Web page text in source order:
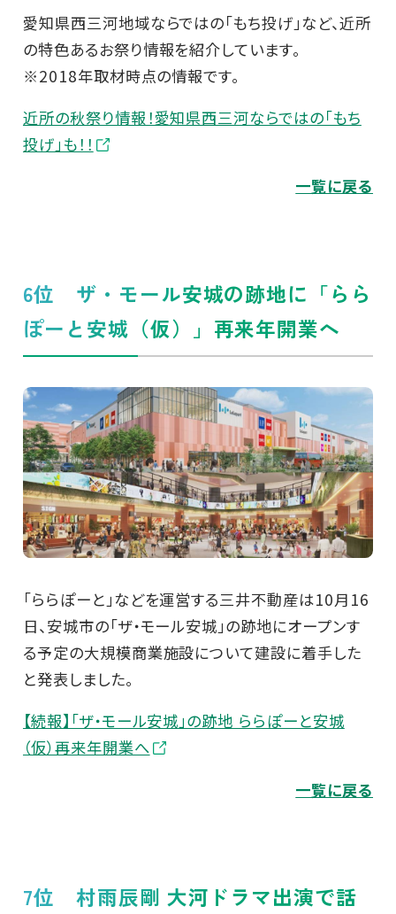
愛知県西三河地域ならではの「もち投げ」など、近所
の特色あるお祭り情報を紹介しています。
※2018年取材時点の情報です。
近所の秋祭り情報！愛知県西三河ならではの「もち
投げ」も！！
一覧に戻る
6位 ザ・モール安城の跡地に「らら
ぽーと安城（仮）」再来年開業へ
「ららぽーと」などを運営する三井不動産は10月16
日、安城市の「ザ・モール安城」の跡地にオープンす
る予定の大規模商業施設について建設に着手した
と発表しました。
【続報】「ザ・モール安城」の跡地 ららぽーと安城
（仮）再来年開業へ
一覧に戻る
7位 村雨辰剛 大河ドラマ出演で話